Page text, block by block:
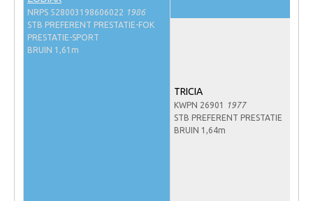
WBSFH
Dekhengsten
Informatie Hengstenkeuring
NRPS 528003198606022 1986
STB PREFERENT PRESTATIE-FOK
PRESTATIE-SPORT
BRUIN 1,61m
TRICIA
KWPN 26901
1977
STB PREFERENT PRESTATIE
BRUIN 1,64m